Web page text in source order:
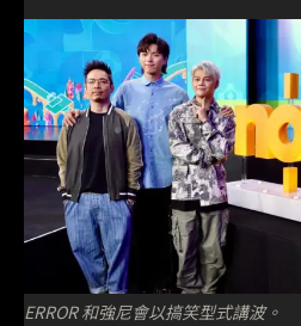
ERROR 和強尼會以搞笑型式講波。